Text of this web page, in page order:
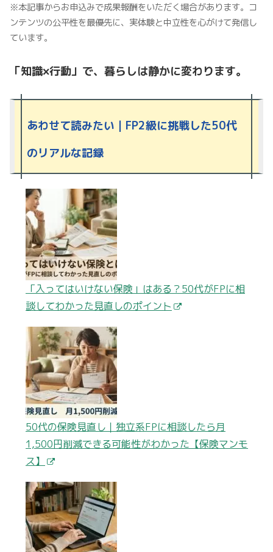
※本記事からお申込みで成果報酬をいただく場合があります。コ
ンテンツの公平性を最優先に、実体験と中立性を心がけて発信し
ています。
「知識×行動」で、暮らしは静かに変わります。
あわせて読みたい｜ FP2級に挑戦した50代
のリアルな記録
「入ってはいけない保険」はある？50代がFPに相
談してわかった見直しのポイント
50代の保険見直し｜独立系FPに相談したら月
1,500円削減できる可能性がわかった【保険マンモ
ス】